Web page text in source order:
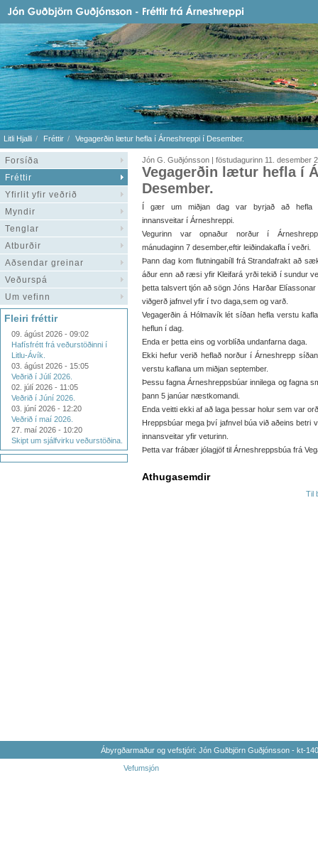
Litli Hjalli Fréttir Vegagerðin lætur hefla í Árneshreppi í Desember.
Forsíða
Fréttir
Yfirlit yfir veðrið
Myndir
Tenglar
Atburðir
Aðsendar greinar
Veðurspá
Um vefinn
Fleiri fréttir
09. ágúst 2026 - 09:02
Hafísfrétt frá veðurstöðinni í
Litlu-Ávík.
03. ágúst 2026 - 15:05
Veðrið í Júlí 2026.
02. júlí 2026 - 11:05
Veðrið í Júní 2026.
03. júní 2026 - 12:20
Veðrið í maí 2026.
27. maí 2026 - 10:20
Skipt um sjálfvirku veðurstöðina.
Jón G. Guðjónsson | föstudagurinn 11. desember
Vegagerðin lætur hefla í
Desember.
Í gær um miðjan dag var byrjað að hefla
innansveitar í Árneshreppi.
Vegurinn var opnaður norður í
mánudaginn 7 desember,eftir leiðindakafla í veðri.
Þann dag kom flutningabíll frá Strandafrakt að
áður enn að ræsi yfir Kleifará yrði tekið í sundur
þetta talsvert tjón að sögn Jóns Harðar
viðgerð jafnvel yfir í tvo daga,sem og varð.
Vegagerðin á Hólmavík lét síðan hefla verstu
heflun í dag.
Enda er þetta eins og vorblíða undanfarna daga.
Ekki hefur verið heflað norður í Árneshrepp
verstu kaflana um miðjan september.
Þessu fagna Árneshreppsbúar innilega og fagna
þann 5 janúar næstkomandi.
Enda veitti ekki af að laga þessar holur sem var
Hreppsbúar mega því jafnvel búa við aðeins betri
innansveitar yfir veturinn.
Þetta var frábær jólagjöf til Árneshreppsbúa frá
Athugasemdir
Til
Ábyrgðarmaður og vefstjóri: Jón Guðbjörn Guðjónsson - kt-
Vefumsjón